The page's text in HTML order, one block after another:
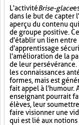
L'activitéBrise-glace
dans le but de capter
aperçu du contenu
de groupe positive.
d'établir un lien entre
d'apprentissage
l'amélioration de la
de leur persévérance.
les connaissances
formes, mais est
fait appel à l'humour.
enseignant pourrait
élèves, leur
faire visionner une
qui est lié aux